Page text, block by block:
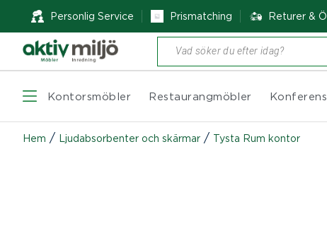
Personlig Service Prismatching Returer &
Produktsökning
Kontorsmöbler Restaurangmöbler
Hem / Ljudabsorbenter och skärmar / Tysta Rum kontor